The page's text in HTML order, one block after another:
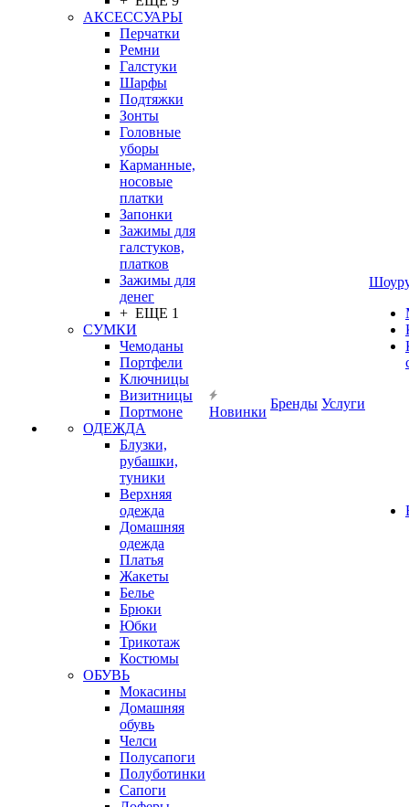
АКСЕССУАРЫ
Перчатки
Ремни
Галстуки
Шарфы
Подтяжки
Зонты
Головные
уборы
Карманные,
носовые
платки
Запонки
Зажимы для
галстуков,
платков
Зажимы для
денег
+ ЕЩЕ 1
СУМКИ
Чемоданы
Портфели
Ключницы
Визитницы
Портмоне
ОДЕЖДА
Блузки,
рубашки,
туники
Верхняя
одежда
Домашняя
одежда
Платья
Жакеты
Белье
Брюки
Юбки
Трикотаж
Костюмы
ОБУВЬ
Мокасины
Домашняя
обувь
Челси
Полусапоги
Полуботинки
Сапоги
Новинки
Бренды Услуги